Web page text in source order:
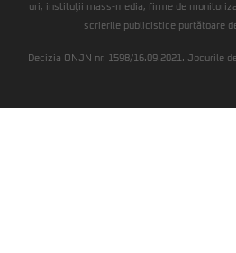
uri, instituţii mass-media, firme de
scrierile publicistice purtătoare
Decizia ONJN nr. 1598/16.09.2021. Jocurile